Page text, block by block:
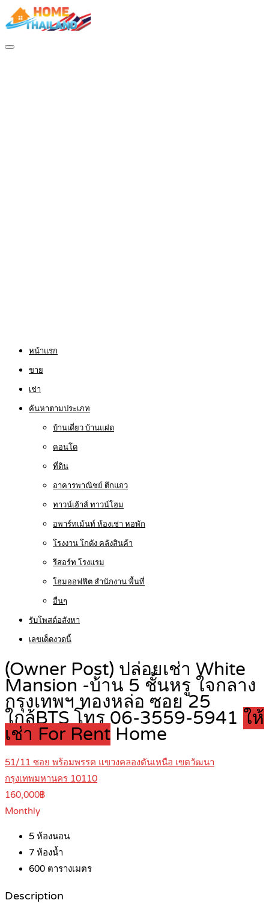
หน้าแรก
ขาย
เช่า
ค้นหาตามประเภท
บ้านเดี่ยว บ้านแฝด
คอนโด
ที่ดิน
อาคารพาณิชย์ ตึกแถว
ทาวน์เฮ้าส์ ทาวน์โฮม
อพาร์ทเม้นท์ ห้องเช่า หอพัก
โรงงาน โกดัง คลังสินค้า
รีสอร์ท โรงแรม
โฮมออฟฟิต สำนักงาน พื้นที่
อื่นๆ
รับโพสต์อสังหา
เลขเด็ดงวดนี้
(Owner Post) ปล่อยเช่า White
Mansion -บ้าน 5 ชั้นหรู ใจกลาง
กรุงเทพฯ ทองหล่อ ซอย 25
ใกล้BTS โทร 06-3559-5941 ให้
เช่า For Rent Home
51/11 ซอย พร้อมพรรค แขวงคลองตันเหนือ เขตวัฒนา
กรุงเทพมหานคร 10110
160,000฿
Monthly
5 ห้องนอน
7 ห้องน้ำ
600 ตารางเมตร
Description